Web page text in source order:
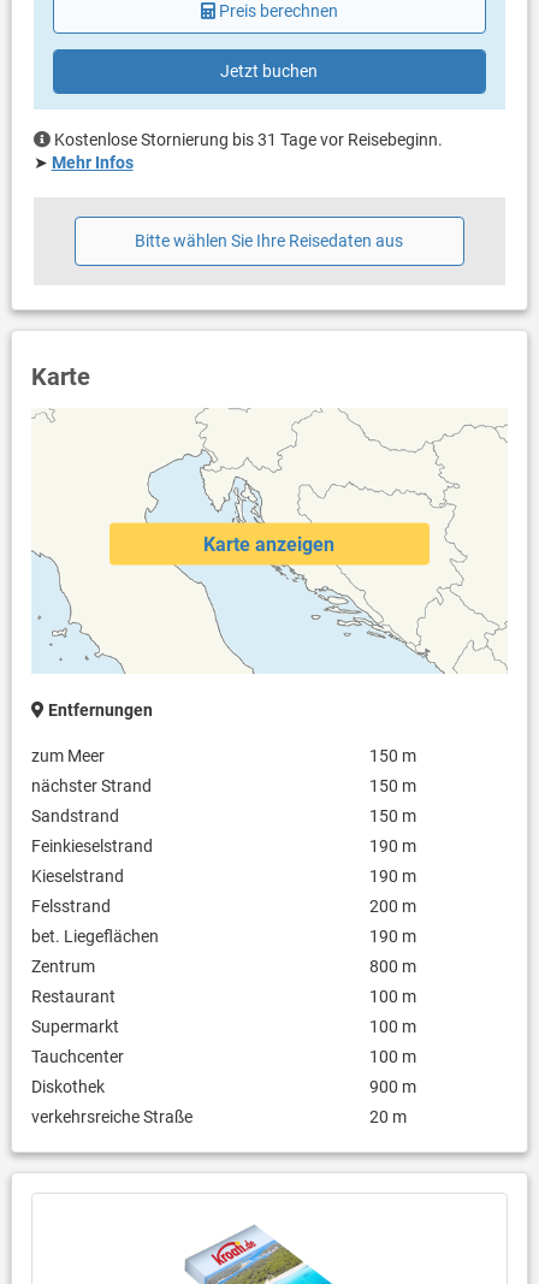
Preis berechnen
Jetzt buchen
Kostenlose Stornierung bis 31 Tage vor Reisebeginn.
➤ Mehr Infos
Bitte wählen Sie Ihre Reisedaten aus
Karte
Karte anzeigen
Entfernungen
zum Meer
150 m
nächster Strand
150 m
Sandstrand
150 m
Feinkieselstrand
190 m
Kieselstrand
190 m
Felsstrand
200 m
bet. Liegeflächen
190 m
Zentrum
800 m
Restaurant
100 m
Supermarkt
100 m
Tauchcenter
100 m
Diskothek
900 m
verkehrsreiche Straße
20 m